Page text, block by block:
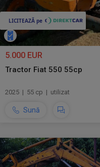
5.000 EUR
Tractor Fiat 550 55cp
2025 | 55 cp | utilizat
Sună